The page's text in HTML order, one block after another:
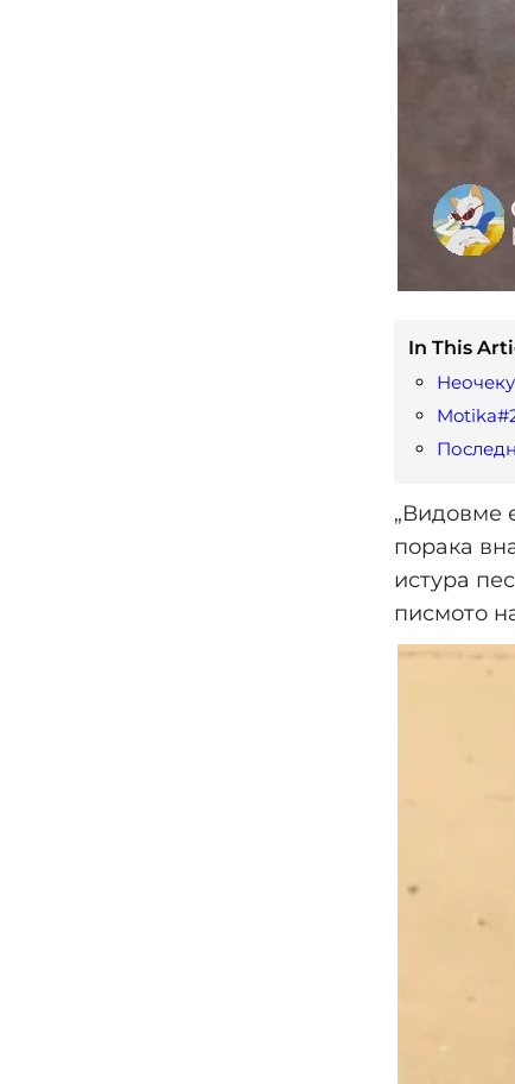
In This
„Видовме
порака
истура
писмото